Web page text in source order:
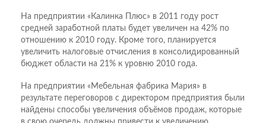
На предприятии «Калинка Плюс» в 2011 году рост
средней заработной платы будет увеличен на 42% по
отношению к 2010 году. Кроме того, планируется
увеличить налоговые отчисления в консолидированный
бюджет области на 21% к уровню 2010 года.
На предприятии «Мебельная фабрика Мария» в
результате переговоров с директором предприятия были
найдены способы увеличения объёмов продаж, которые